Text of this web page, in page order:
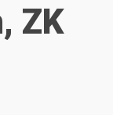
ZK